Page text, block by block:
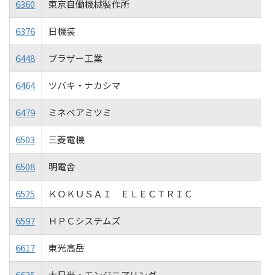
6360 東京自働機械製作所
6376 日機装
6448 ブラザー工業
6464 ツバキ・ナカシマ
6479 ミネベアミツミ
6503 三菱電機
6508 明電舎
6525 ＫＯＫＵＳＡＩ ＥＬＥＣＴＲＩＣ
6597 ＨＰＣシステムズ
6617 東光高岳